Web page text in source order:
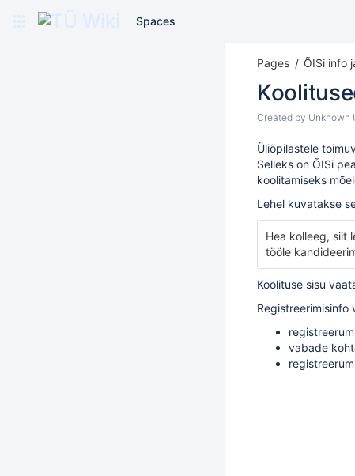
Spaces
Pages ÕISi info
Created by Unknown
Üliõpilastele
Selleks on ÕISi
koolitamiseks
Lehel kuvatakse
Hea kolleeg, siit
tööle
Koolituse sisu
Registreerimisinfo
vabade